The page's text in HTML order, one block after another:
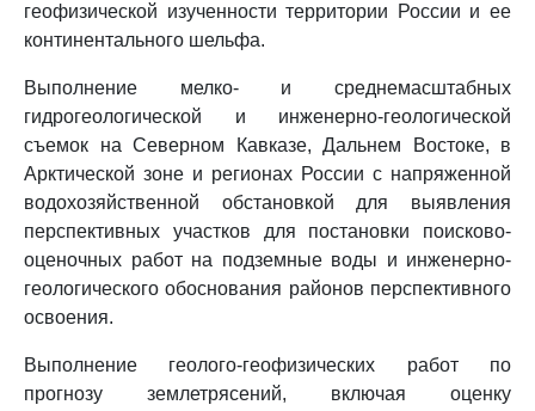
геофизической изученности территории России и ее
континентального шельфа.
Выполнение мелко- и среднемасштабных
гидрогеологической и инженерно-геологической
съемок на Северном Кавказе, Дальнем Востоке, в
Арктической зоне и регионах России с напряженной
водохозяйственной обстановкой для выявления
перспективных участков для постановки поисково-
оценочных работ на подземные воды и инженерно-
геологического обоснования районов перспективного
освоения.
Выполнение геолого-геофизических работ по
прогнозу землетрясений, включая оценку